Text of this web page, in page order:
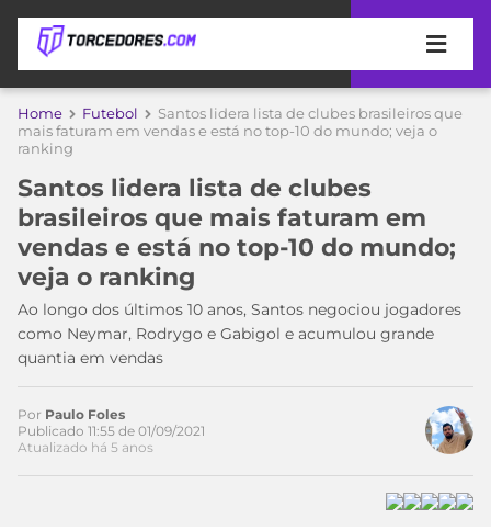
APOSTAS
APOSTA
MELHORES
SITES
DE
APOSTAS
2026
CÓDIGO
PROMOCIONAL
ÚLTIMAS
COPA
DO
MUNDO
TIMES
MEU
TIME
CAMPEONATOS
BRASILEIRÃO
MÍDIA
Home Futebol
Santos lidera lista de clubes brasileiros que
mais faturam em vendas e está no top-10 do mundo; veja o
ranking
Santos lidera lista de clubes
brasileiros que mais faturam em
vendas e está no top-10 do mundo;
veja o ranking
Ao longo dos últimos 10 anos, Santos negociou jogadores
como Neymar, Rodrygo e Gabigol e acumulou grande
quantia em vendas
Acesse o perfil do autor
no Twitter
Por Paulo Foles
Publicado 11:55 de 01/09/2021
Atualizado há 5 anos